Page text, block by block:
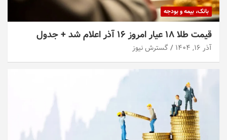
بانک، بیمه و بودجه
قیمت طلا ۱۸ عیار امروز ۱۶ آذر اعلام شد + جدول
آذر ۱۶, ۱۴۰۴ گسترش نیوز